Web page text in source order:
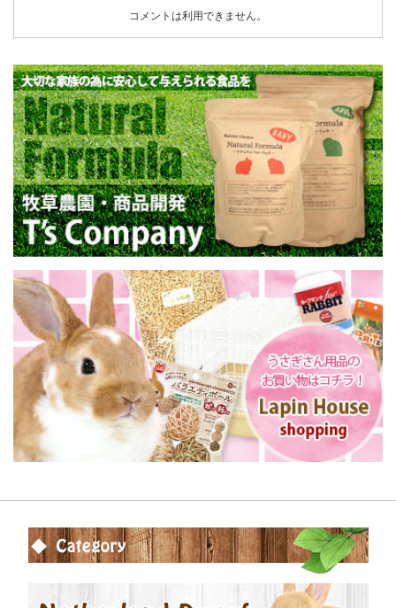
コメントは利用できません。